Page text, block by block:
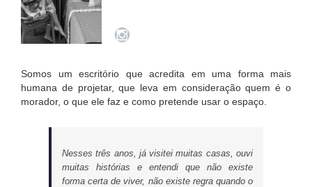
Somos um escritório que acredita em uma forma mais
humana de projetar, que leva em consideração quem é o
morador, o que ele faz e como pretende usar o espaço.
Nesses três anos, já visitei muitas casas, ouvi
muitas histórias e entendi que não existe
forma certa de viver, não existe regra quando o